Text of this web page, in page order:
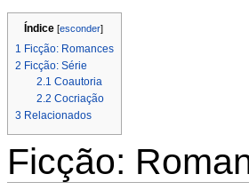
Índice[esconder]
1 Ficção: Romances
2 Ficção: Série
2.1 Coautoria
2.2 Cocriação
3 Relacionados
Ficção: